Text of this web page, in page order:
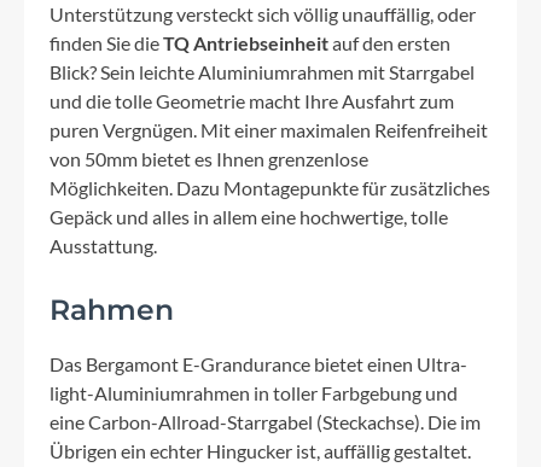
Unterstützung versteckt sich völlig unauffällig, oder
finden Sie dieTQ Antriebseinheitauf den ersten
Blick? Sein leichte Aluminiumrahmen mit Starrgabel
und die tolle Geometrie macht Ihre Ausfahrt zum
puren Vergnügen. Mit einer maximalen Reifenfreiheit
von 50mm bietet es Ihnen grenzenlose
Möglichkeiten. Dazu Montagepunkte für zusätzliches
Gepäck und alles in allem eine hochwertige, tolle
Ausstattung.
Rahmen
Das Bergamont E-Grandurance bietet einen Ultra-
light-Aluminiumrahmen in toller Farbgebung und
eine Carbon-Allroad-Starrgabel (Steckachse). Die im
Übrigen ein echter Hingucker ist, auffällig gestaltet.